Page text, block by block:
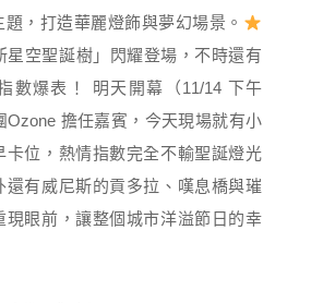
，打造華麗燈飾與夢幻場景。
星空聖誕樹」閃耀登場，不時還有
數爆表！ 明天開幕（11/14 下午
Ozone 擔任嘉賓，今天現場就有小
卡位，熱情指數完全不輸聖誕燈光
還有威尼斯的貢多拉、嘆息橋與璀
現眼前，讓整個城市洋溢節日的幸